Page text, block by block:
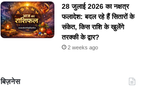
28 जुलाई 2026 का नक्षत्र
फलादेश: बदल रहे हैं सितारों के
संकेत, किस राशि के खुलेंगे
तरक्की के द्वार?
2 weeks ago
बिज़नेस